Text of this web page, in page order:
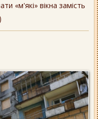
«м'які» вікна замість